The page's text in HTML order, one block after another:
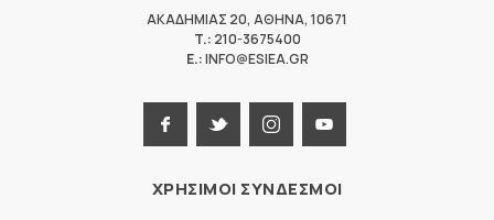
ΑΚΑΔΗΜΙΑΣ 20, ΑΘΗΝΑ, 10671
T.: 210-3675400
E.:INFO@ESIEA.GR
ΧΡΗΣΙΜΟΙ ΣΥΝΔΕΣΜΟΙ